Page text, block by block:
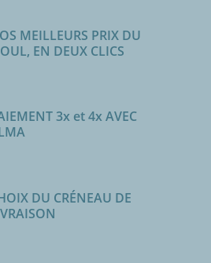
MEILLEURS PRIX DU
EN DEUX CLICS
3x et 4x AVEC
DU CRÉNEAU DE